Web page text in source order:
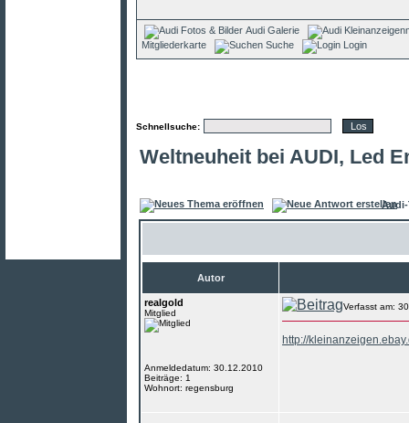
Audi Galerie
Mitgliederkarte
Suche Login
Schnellsuche:
Weltneuheit bei AUDI, Led
Audi-
Autor
realgold
Mitglied
Anmeldedatum: 30.12.2010
Beiträge: 1
Wohnort: regensburg
Verfasst am:
http://